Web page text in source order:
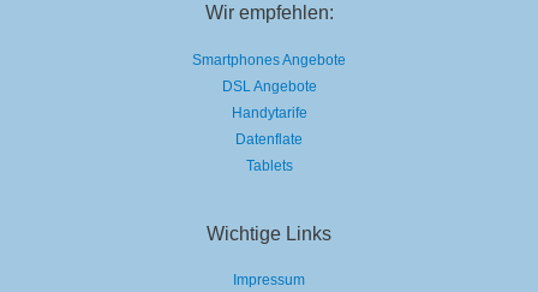
Wir empfehlen:
Smartphones Angebote
DSL Angebote
Handytarife
Datenflate
Tablets
Wichtige Links
Impressum